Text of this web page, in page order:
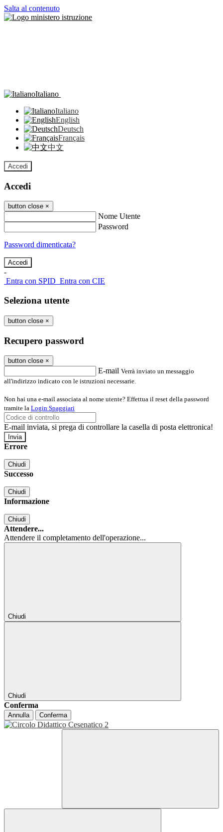
Salta al contenuto
Italiano
Italiano
English
Deutsch
Français
中文
Accedi
Accedi
button close ×
Nome Utente
Password
Password dimenticata?
-
Entra con SPID Entra con CIE
Seleziona utente
button close ×
Recupero password
button close ×
E-mail Verrà inviato un messaggio
all'indirizzo indicato con le istruzioni necessarie.
Non hai una e-mail associata al nome utente? Effettua il reset della password
tramite la Login Spaggiari
E-mail inviata, si prega di controllare la casella di posta elettronica!
Errore
Chiudi
Successo
Chiudi
Informazione
Chiudi
Attendere...
Attendere il completamento dell'operazione...
Chiudi
Chiudi
Conferma
Annulla Conferma